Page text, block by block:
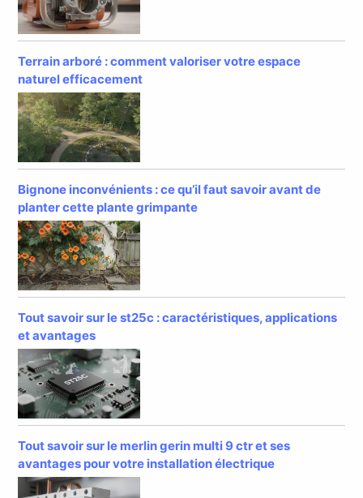
Terrain arboré : comment valoriser votre espace
naturel efficacement
Bignone inconvénients : ce qu’il faut savoir avant de
planter cette plante grimpante
Tout savoir sur le st25c : caractéristiques, applications
et avantages
Tout savoir sur le merlin gerin multi 9 ctr et ses
avantages pour votre installation électrique